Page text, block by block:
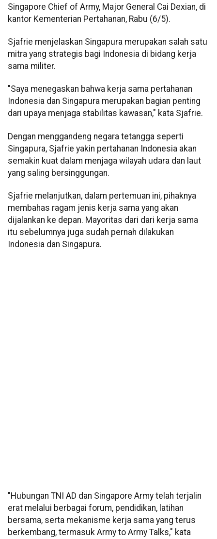
Singapore Chief of Army, Major General Cai Dexian, di
kantor Kementerian Pertahanan, Rabu (6/5).
Sjafrie menjelaskan Singapura merupakan salah satu
mitra yang strategis bagi Indonesia di bidang kerja
sama militer.
"Saya menegaskan bahwa kerja sama pertahanan
Indonesia dan Singapura merupakan bagian penting
dari upaya menjaga stabilitas kawasan," kata Sjafrie.
Dengan menggandeng negara tetangga seperti
Singapura, Sjafrie yakin pertahanan Indonesia akan
semakin kuat dalam menjaga wilayah udara dan laut
yang saling bersinggungan.
Sjafrie melanjutkan, dalam pertemuan ini, pihaknya
membahas ragam jenis kerja sama yang akan
dijalankan ke depan. Mayoritas dari dari kerja sama
itu sebelumnya juga sudah pernah dilakukan
Indonesia dan Singapura.
"Hubungan TNI AD dan Singapore Army telah terjalin
erat melalui berbagai forum, pendidikan, latihan
bersama, serta mekanisme kerja sama yang terus
berkembang, termasuk Army to Army Talks," kata